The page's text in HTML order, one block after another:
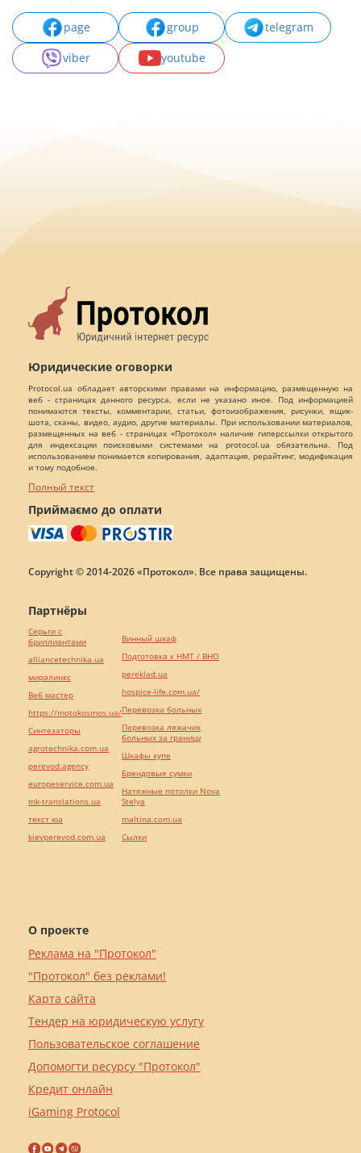
page group
telegram
viber
youtube
Юридические оговорки
Protocol.ua обладает авторскими правами на информацию, размещенную на
веб - страницах данного ресурса, если не указано иное. Под информацией
понимаются тексты, комментарии, статьи, фотоизображения, рисунки, ящик-
шота, сканы, видео, аудио, другие материалы. При использовании материалов,
размещенных на веб - страницах «Протокол» наличие гиперссылки открытого
для индексации поисковыми системами на protocol.ua обязательна. Под
использованием понимается копирования, адаптация, рерайтинг, модификация
и тому подобное.
Полный текст
Приймаємо до оплати
Copyright © 2014-2026 «Протокол». Все права защищены.
О проекте
Реклама на "Протокол"
"Протокол" без реклами!
Карта сайта
Тендер на юридическую услугу
Пользовательское соглашение
Допомогти ресурсу "Протокол"
Кредит онлайн
iGaming Protocol
Партнёры
Серьги с
бриллиантами
alliancetechnika.ua
миралинкс
Веб мастер
https://motokosmos.ua/
Синтезаторы
agrotechnika.com.ua
perevod.agency
europeservice.com.ua
mk-translations.ua
текст юа
kievperevod.com.ua
Винный шкаф
Подготовка к НМТ / ВНО
pereklad.ua
hospice-life.com.ua/
Перевозка больных
Перевозка лежачих
больных за границу
Шкафы купе
Брендовые сумки
Натяжные потолки Nova
Stelya
maltina.com.ua
Cылки